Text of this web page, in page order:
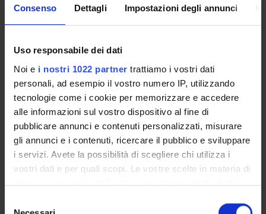
Consenso Dettagli Impostazioni degli annunci
Uso responsabile dei dati
Noi e i nostri 1022 partner trattiamo i vostri dati
personali, ad esempio il vostro numero IP, utilizzando
tecnologie come i cookie per memorizzare e accedere
alle informazioni sul vostro dispositivo al fine di
pubblicare annunci e contenuti personalizzati, misurare
gli annunci e i contenuti, ricercare il pubblico e sviluppare
i servizi. Avete la possibilità di scegliere chi utilizza i
vostri dati e per quali scopi. Le vostre scelte in materia di
privacy sono applicabili solo su questa proprietà digitale
modificare o revocare il proprio consenso in qualsiasi
Professore associato
Nicola Tamassia
Stefano Ugel
Professore associato
COMPETENZE
ATTIVITÀ